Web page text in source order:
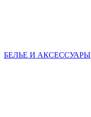
БЕЛЬЕ И АКСЕССУАРЫ